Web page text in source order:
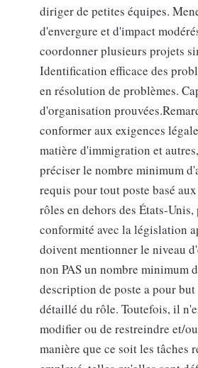
diriger de petites équipes.
d'envergure et d'impact
coordonner plusieurs projets
Identification efficace des
en résolution de problèmes.
d'organisation
conformer aux exigences
matière d'immigration et
préciser le nombre minimum
requis pour tout poste basé
rôles en dehors des États-
conformité avec la législation
doivent mentionner le niveau
non PAS un nombre minimum
description de poste a pour
détaillé du rôle. Toutefois, il
modifier ou de restreindre et/
manière que ce soit les tâches